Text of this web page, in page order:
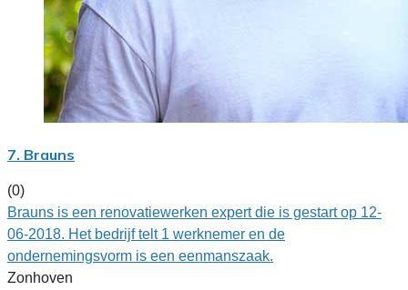
7. Brauns
(0)
Brauns is een renovatiewerken expert die is gestart op 12-
06-2018. Het bedrijf telt 1 werknemer en de
ondernemingsvorm is een eenmanszaak.
Zonhoven